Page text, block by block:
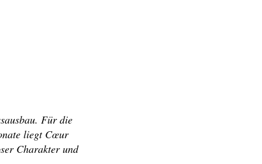
Für die
liegt Cœur
Charakter und